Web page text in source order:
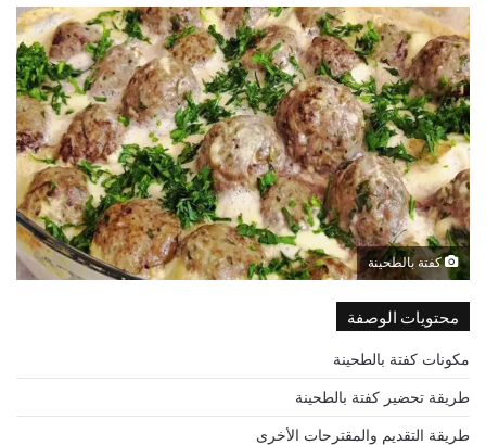
كفتة بالطحينة
محتويات الوصفة
مكونات كفتة بالطحينة
طريقة تحضير كفتة بالطحينة
طريقة التقديم والمقترحات الأخرى